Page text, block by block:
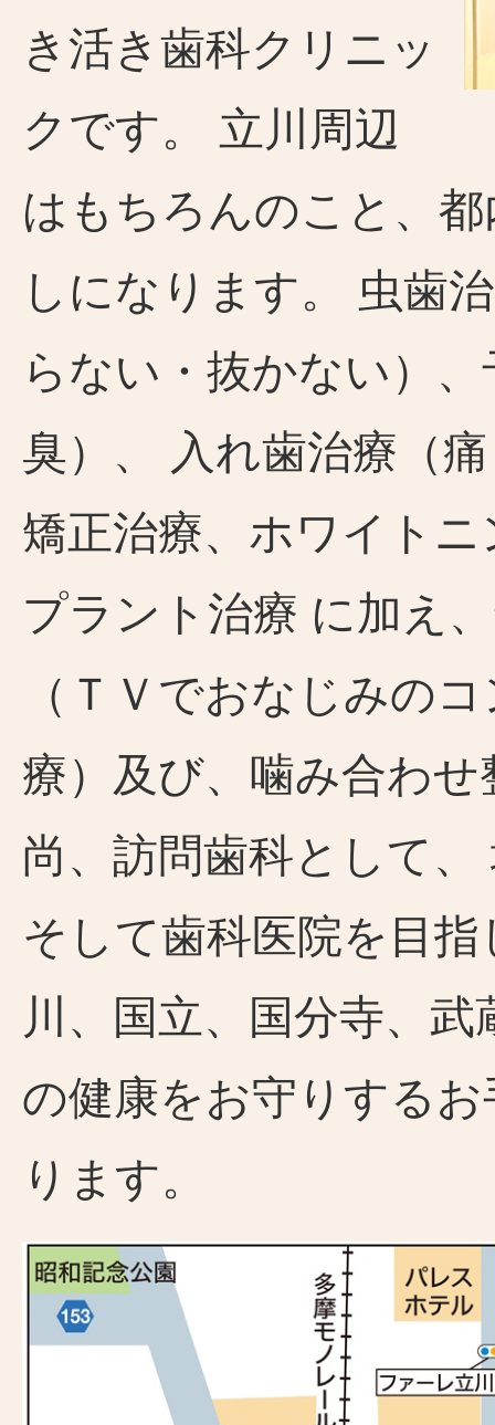
き活き歯科クリニッ
クです。 立川周辺
はもちろんのこと、
しになります。 虫歯
らない・抜かない）
臭）、 入れ歯治療（
矯正治療、ホワイト
プラント治療 に加え
（ＴＶでおなじみの
療）及び、噛み合わ
尚、訪問歯科として
そして歯科医院を目
川、国立、国分寺、
の健康をお守りする
ります。